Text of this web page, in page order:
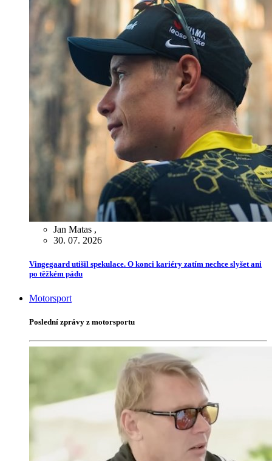
Jan Matas ,
30. 07. 2026
Vingegaard utišil spekulace. O konci kariéry zatím nechce slyšet ani
po těžkém pádu
Motorsport
Poslední zprávy z motorsportu